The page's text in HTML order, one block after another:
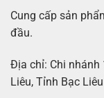
Cung cấp sản
đầu.
Địa chỉ: Chi nhánh
Liêu, Tỉnh Bạc Liêu